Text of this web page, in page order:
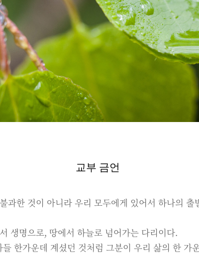
교부 금언
과한 것이 아니라 우리 모두에게 있어서 하나의
생명으로, 땅에서 하늘로 넘어가는 다리이다.
한가운데 계셨던 것처럼 그분이 우리 삶의 한 가